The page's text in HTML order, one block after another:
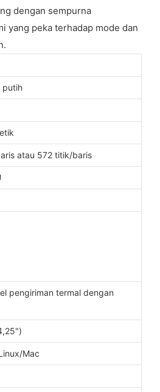
dengan sempurna
yang peka terhadap mode dan
putih
atau 572 titik/baris
pengiriman termal dengan
Mac